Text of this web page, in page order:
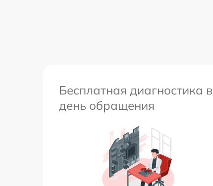
Бесплатная диагностика в
день обращения